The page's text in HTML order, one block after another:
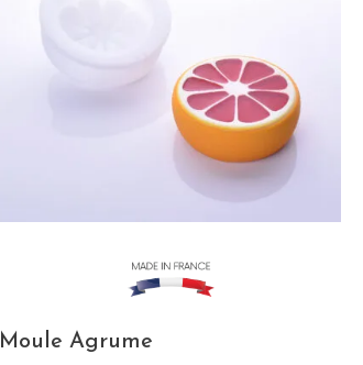
Moule Agrume